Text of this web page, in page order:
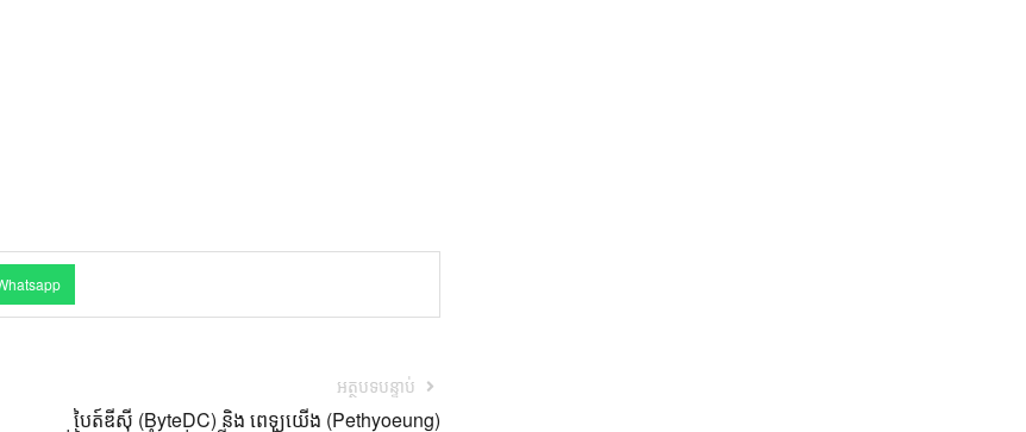
អត្ថបទបន្ទាប់
បៃត៍ឌីស៊ី (ByteDC) និង ពេទ្យយើង (Pethyoeung)